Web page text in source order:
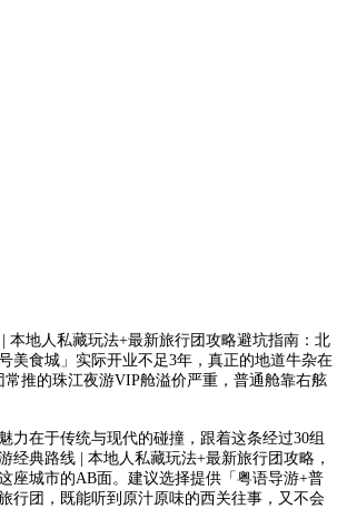
本地人私藏玩法+最新旅行团攻略避坑指南：北
美食城」实际开业不足3年，真正的地道牛杂在
常推的珠江夜游VIP舱溢价严重，普通舱靠右舷
力在于传统与现代的碰撞，跟着这条经过30组
经典路线 | 本地人私藏玩法+最新旅行团攻略，
座城市的AB面。建议选择提供「粤语导游+普
行团，既能听到原汁原味的西关往事，又不会